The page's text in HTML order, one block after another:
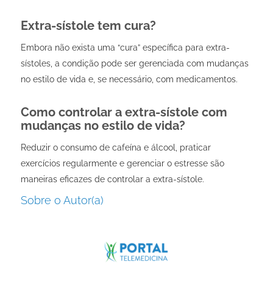
Extra-sístole tem cura?
Embora não exista uma “cura” específica para extra-
sístoles, a condição pode ser gerenciada com mudanças
no estilo de vida e, se necessário, com medicamentos.
Como controlar a extra-sístole com
mudanças no estilo de vida?
Reduzir o consumo de cafeína e álcool, praticar
exercícios regularmente e gerenciar o estresse são
maneiras eficazes de controlar a extra-sístole.
Sobre o Autor(a)